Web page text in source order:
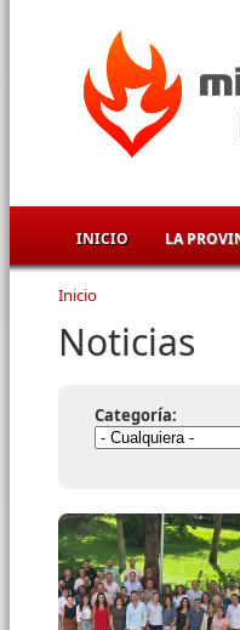
INICIO LA
Se encuentra
Inicio
Noticias
Categoría: